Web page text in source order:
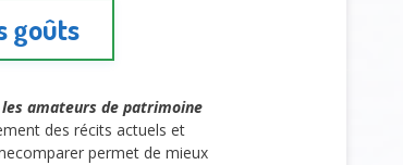
goûts
les amateurs de patrimoine
des récits actuels et
permet de mieux